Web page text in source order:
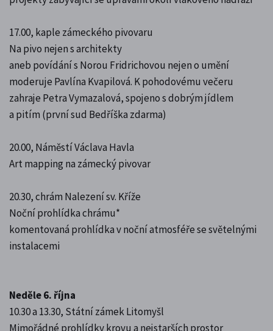
17.00, kaple zámeckého pivovaru
Na pivo nejen s architekty
aneb povídání s Norou Fridrichovou nejen o umění
moderuje Pavlína Kvapilová. K pohodovému večeru
zahraje Petra Vymazalová, spojeno s dobrým jídlem
a pitím (první sud Bedříška zdarma)
20.00, Náměstí Václava Havla
Art mapping na zámecký pivovar
20.30, chrám Nalezení sv. Kříže
Noční prohlídka chrámu*
komentovaná prohlídka v noční atmosféře se světelnými
instalacemi
Neděle 6. října
10.30 a 13.30, Státní zámek Litomyšl
Mimořádné prohlídky krovu a nejstarších prostor